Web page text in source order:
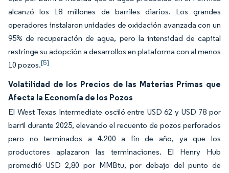
alcanzó los 18 millones de barriles diarios. Los grandes
operadores instalaron unidades de oxidación avanzada con un
95% de recuperación de agua, pero la intensidad de capital
restringe su adopción a desarrollos en plataforma con al menos
10 pozos.[5]
Volatilidad de los Precios de las Materias Primas que
Afecta la Economía de los Pozos
El West Texas Intermediate osciló entre USD 62 y USD 78 por
barril durante 2025, elevando el recuento de pozos perforados
pero no terminados a 4.200 a fin de año, ya que los
productores aplazaron las terminaciones. El Henry Hub
promedió USD 2,80 por MMBtu, por debajo del punto de